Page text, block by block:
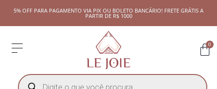
5% OFF PARA PAGAMENTO VIA PIX OU BOLETO BANCÁRIO! FRETE GRÁTIS A
PARTIR DE R$ 1000
0